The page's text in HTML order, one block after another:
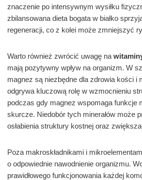
znaczenie po intensywnym wysiłku
zbilansowana dieta bogata w białko
regeneracji, co z kolei może zmniejszyć
Warto również zwrócić uwagę na
mają pozytywny wpływ na organizm. W
magnez są niezbędne dla zdrowia kości i
odgrywa kluczową rolę w wzmocnieniu
podczas gdy magnez wspomaga funkcje
skurcze. Niedobór tych minerałów może
osłabienia struktury kostnej oraz
Poza makroskładnikami i
o odpowiednie nawodnienie organizmu.
prawidłowego funkcjonowania każdej